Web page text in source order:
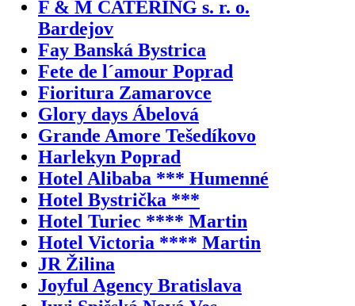
F & M CATERING s. r. o.
Bardejov
Fay Banská Bystrica
Fete de l´amour Poprad
Fioritura Zamarovce
Glory days Ábelová
Grande Amore Tešedíkovo
Harlekyn Poprad
Hotel Alibaba *** Humenné
Hotel Bystrička ***
Hotel Turiec **** Martin
Hotel Victoria **** Martin
JR Žilina
Joyful Agency Bratislava